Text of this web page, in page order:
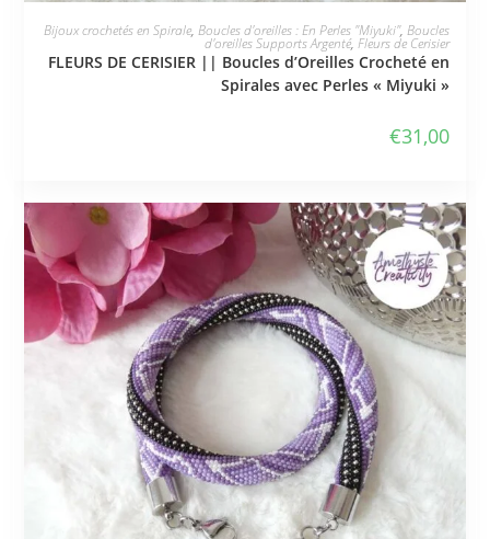
JE L'ADOPTE
Bijoux crochetés en Spirale, Boucles d'oreilles : En Perles "Miyuki", Boucles
d'oreilles Supports Argenté, Fleurs de Cerisier
FLEURS DE CERISIER || Boucles d’Oreilles Crocheté en
Spirales avec Perles « Miyuki »
€31,00